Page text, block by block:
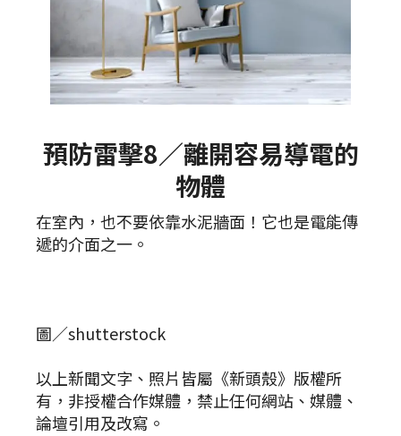
預防雷擊8／離開容易導電的
物體
在室內，也不要依靠水泥牆面！它也是電能傳
遞的介面之一。
圖／shutterstock
以上新聞文字、照片皆屬《新頭殼》版權所
有，非授權合作媒體，禁止任何網站、媒體、
論壇引用及改寫。